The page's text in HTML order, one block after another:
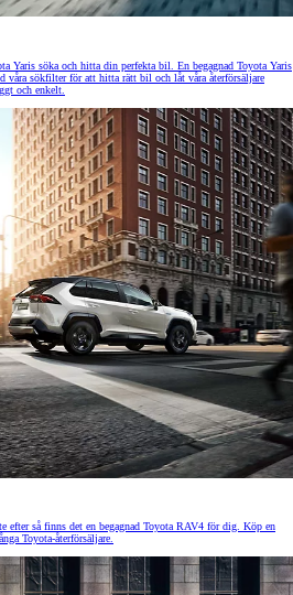
Yaris söka och hitta din perfekta bil. En begagnad Toyota Yaris
sökfilter för att hitta rätt bil och låt våra återförsäljare
och enkelt.
efter så finns det en begagnad Toyota RAV4 för dig. Köp en
Toyota-återförsäljare.